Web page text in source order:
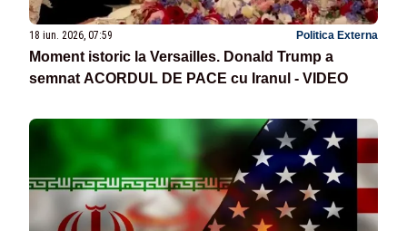
18 iun. 2026, 07:59 Politica Externa
Moment istoric la Versailles. Donald Trump a
semnat ACORDUL DE PACE cu Iranul - VIDEO